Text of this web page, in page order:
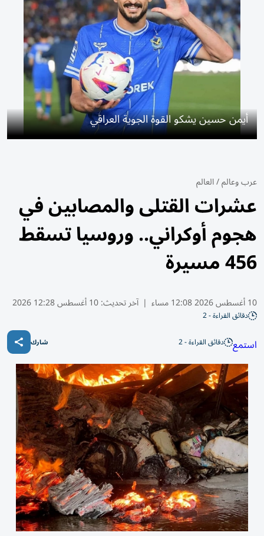
أيمن حسين يشكو القوة الجوية العراقي
عرب وعالم/العالم
عشرات القتلى والمصابين في
هجوم أوكراني.. وروسيا تسقط
456 مسيرة
10 أغسطس 2026 12:08 مساء | آخر تحديث:10 أغسطس 12:28 2026
دقائق القراءة - 2
استمع دقائق القراءة - 2 شارك